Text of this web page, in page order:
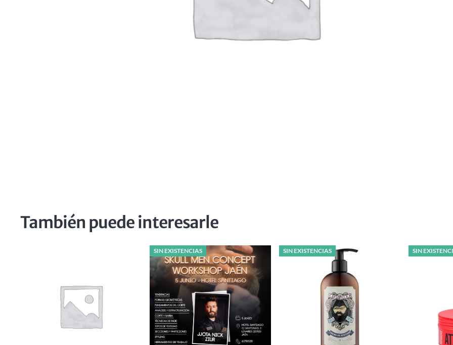
También puede interesarle
SIN EXISTENCIAS SIN EXISTENCIAS SIN